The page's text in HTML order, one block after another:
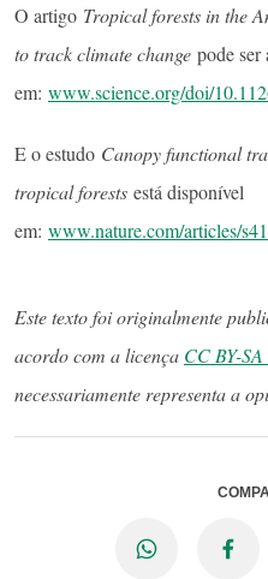
O artigo Tropical forests in the
to track climate change pode ser
em: www.science.org/doi/
E o estudo Canopy functional
tropical forests está disponível
em: www.nature.com/articles/
Este texto foi originalmente
acordo com a licença CC BY-
necessariamente representa a